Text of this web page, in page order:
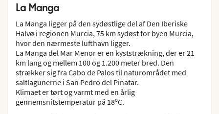
La Manga
La Manga ligger på den sydøstlige del af Den Iberiske
Halvø i regionen Murcia, 75 km sydøst for byen Murcia,
hvor den nærmeste lufthavn ligger.
La Manga del Mar Menor er en kyststrækning, der er 21
km lang og mellem 100 og 1.200 meter bred. Den
strækker sig fra Cabo de Palos til naturområdet med
saltlagunerne i San Pedro del Pinatar.
Klimaet er tørt og varmt med en årlig
gennemsnitstemperatur på 18ºC.